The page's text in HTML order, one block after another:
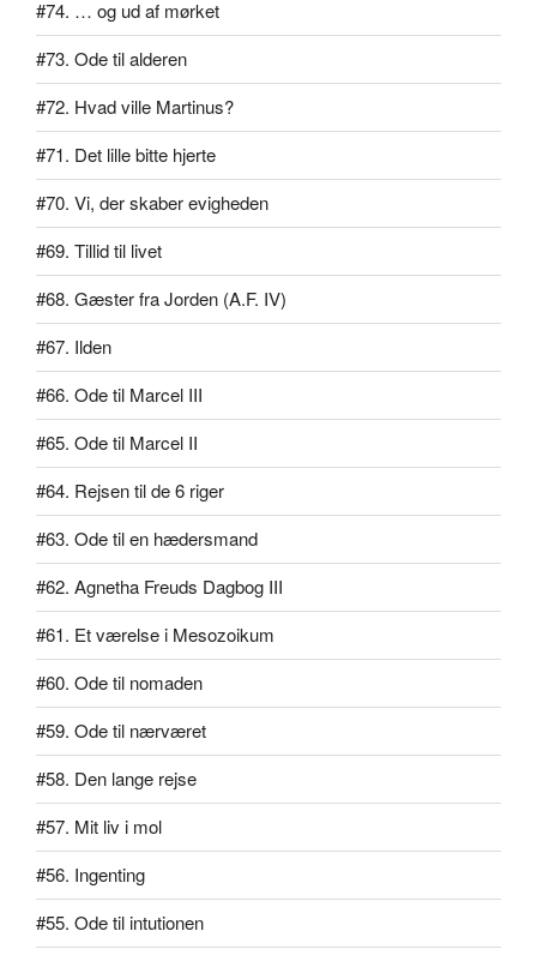
#74. … og ud af mørket
#73. Ode til alderen
#72. Hvad ville Martinus?
#71. Det lille bitte hjerte
#70. Vi, der skaber evigheden
#69. Tillid til livet
#68. Gæster fra Jorden (A.F. IV)
#67. Ilden
#66. Ode til Marcel III
#65. Ode til Marcel II
#64. Rejsen til de 6 riger
#63. Ode til en hædersmand
#62. Agnetha Freuds Dagbog III
#61. Et værelse i Mesozoikum
#60. Ode til nomaden
#59. Ode til nærværet
#58. Den lange rejse
#57. Mit liv i mol
#56. Ingenting
#55. Ode til intutionen